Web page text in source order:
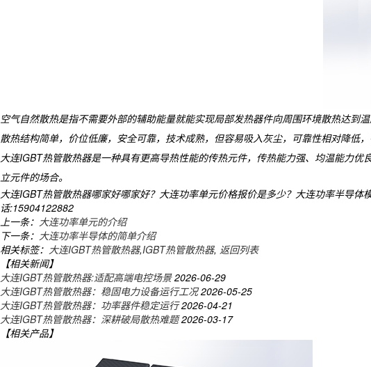
空气自然散热是指不需要外部的辅助能量就能实现局部发热器件向周围环境散热达
散热结构简单，价位低廉，安全可靠，技术成熟，但容易吸入灰尘，可靠性相对降低
大连IGBT热管散热器是一种具有更高导热性能的传热元件，传热能力强、均温能力
立元件的场合。
大连IGBT热管散热器哪家好哪家好？大连功率单元价格报价是多少？大连功率半导
话:15904122882
上一条： 大连功率单元的介绍
下一条： 大连功率半导体的简单介绍
相关标签： 大连IGBT热管散热器,IGBT热管散热器, 返回列表
【相关新闻】
大连IGBT热管散热器:适配高端电控场景 2026-06-29
大连IGBT热管散热器：稳固电力设备运行工况 2026-05-25
大连IGBT热管散热器：功率器件稳定运行 2026-04-21
大连IGBT热管散热器：深耕破局散热难题 2026-03-17
【相关产品】